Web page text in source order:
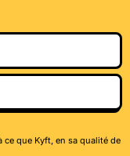
que Kyft, en sa qualité de